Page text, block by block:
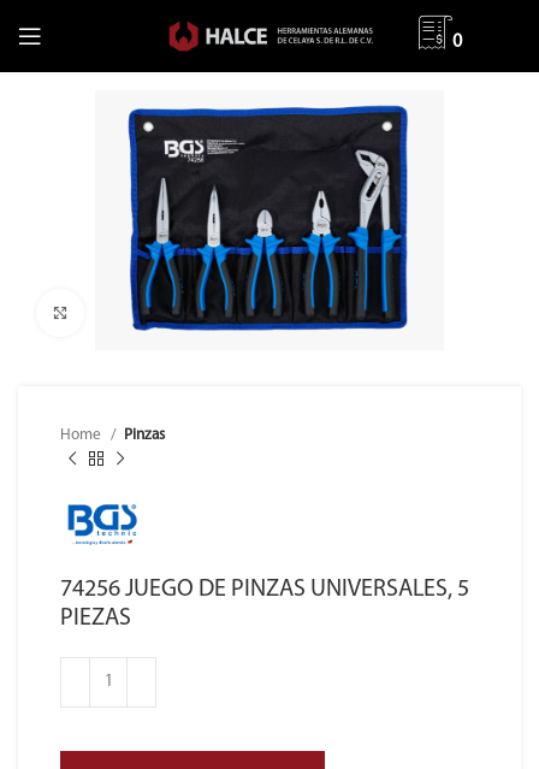
0
Clic para ampliar
Home Pinzas
74256 JUEGO DE PINZAS UNIVERSALES, 5
PIEZAS